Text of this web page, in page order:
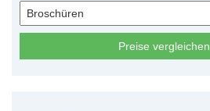
Preise vergleichen